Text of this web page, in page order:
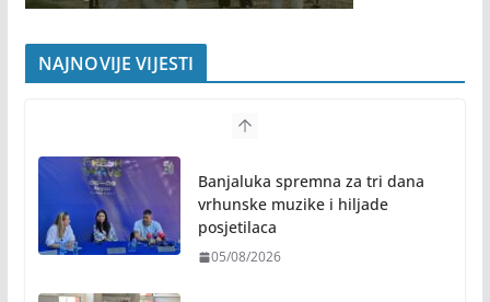
NAJNOVIJE VIJESTI
Banjaluka spremna za tri dana
vrhunske muzike i hiljade
posjetilaca
05/08/2026